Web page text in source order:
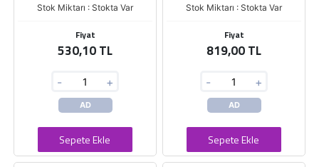
Stok Miktarı : Stokta Var
Fiyat
530,10 TL
- +
AD
Sepete Ekle
Stok Miktarı : Stokta Var
Fiyat
819,00 TL
- +
AD
Sepete Ekle